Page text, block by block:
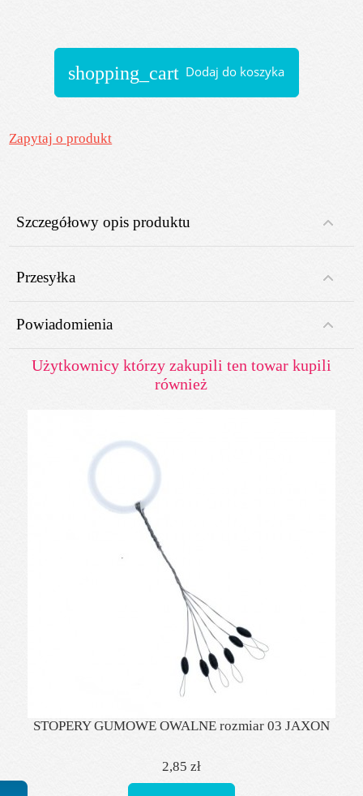
shopping_cart Dodaj do koszyka
Zapytaj o produkt
Szczegółowy opis produktu
Przesyłka
Powiadomienia
Użytkownicy którzy zakupili ten towar kupili
również
STOPERY GUMOWE OWALNE rozmiar 03 JAXON
2,85 zł